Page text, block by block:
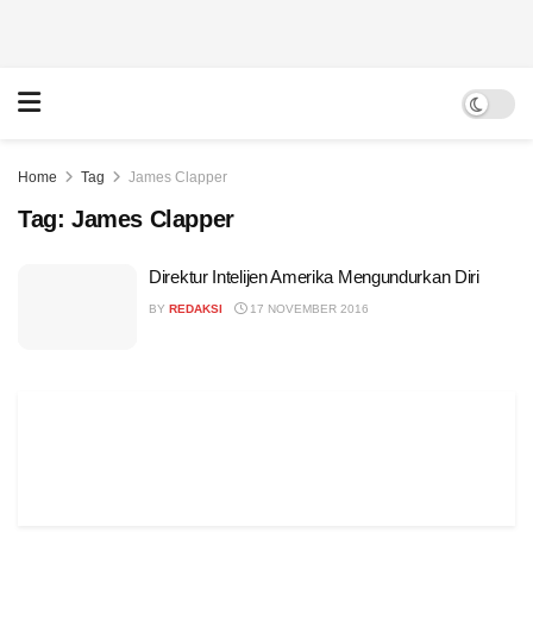
Home Tag James Clapper
Tag: James Clapper
Direktur Intelijen Amerika Mengundurkan Diri
BY REDAKSI 17 NOVEMBER 2016